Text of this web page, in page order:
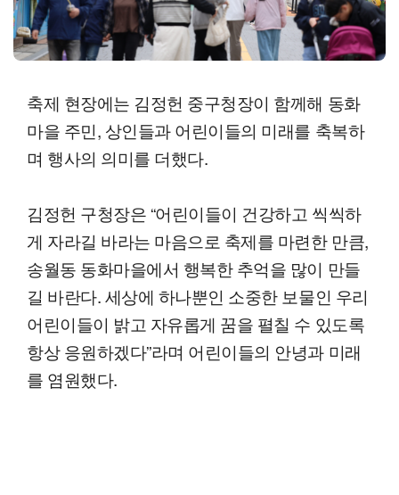
축제 현장에는 김정헌 중구청장이 함께해 동화
마을 주민, 상인들과 어린이들의 미래를 축복하
며 행사의 의미를 더했다.
김정헌 구청장은 “어린이들이 건강하고 씩씩하
게 자라길 바라는 마음으로 축제를 마련한 만큼,
송월동 동화마을에서 행복한 추억을 많이 만들
길 바란다. 세상에 하나뿐인 소중한 보물인 우리
어린이들이 밝고 자유롭게 꿈을 펼칠 수 있도록
항상 응원하겠다”라며 어린이들의 안녕과 미래
를 염원했다.